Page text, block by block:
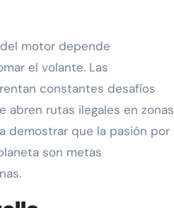
motor depende
el volante. Las
constantes desafíos
rutas ilegales en zonas
demostrar que la pasión por
son metas